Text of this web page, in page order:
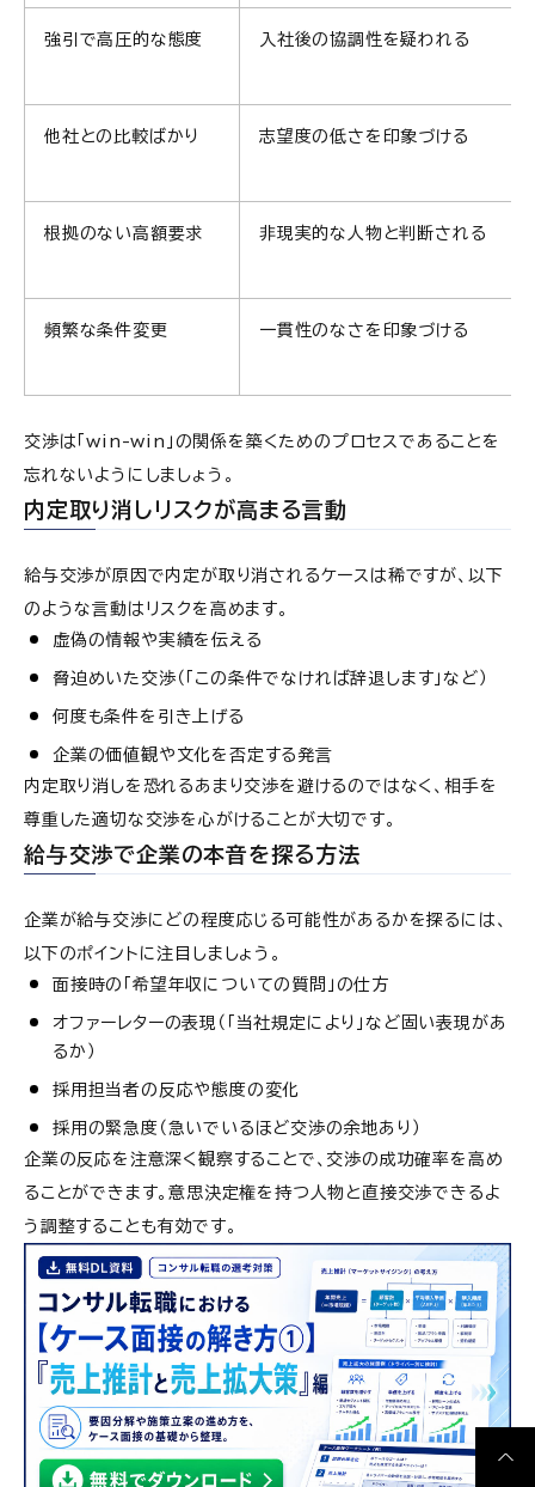
強引で高圧的な態度 入社後の協調性を疑われる
他社との比較ばかり 志望度の低さを印象づける
根拠のない高額要求 非現実的な人物と判断される
頻繁な条件変更 一貫性のなさを印象づける
交渉は「win-win」の関係を築くためのプロセスであることを
忘れないようにしましょう。
内定取り消しリスクが高まる言動
給与交渉が原因で内定が取り消されるケースは稀ですが、以下
のような言動はリスクを高めます。
虚偽の情報や実績を伝える
脅迫めいた交渉（「この条件でなければ辞退します」など）
何度も条件を引き上げる
企業の価値観や文化を否定する発言
内定取り消しを恐れるあまり交渉を避けるのではなく、相手を
尊重した適切な交渉を心がけることが大切です。
給与交渉で企業の本音を探る方法
企業が給与交渉にどの程度応じる可能性があるかを探るには、
以下のポイントに注目しましょう。
面接時の「希望年収についての質問」の仕方
オファーレターの表現（「当社規定により」など固い表現があ
るか）
採用担当者の反応や態度の変化
採用の緊急度（急いでいるほど交渉の余地あり）
企業の反応を注意深く観察することで、交渉の成功確率を高め
ることができます。意思決定権を持つ人物と直接交渉できるよ
う調整することも有効です。